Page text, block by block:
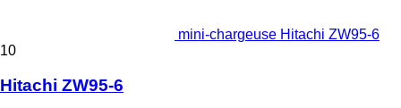
mini-chargeuse Hitachi ZW95-6
10
Hitachi ZW95-6